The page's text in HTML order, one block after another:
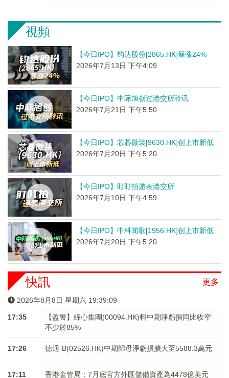
視頻
【今日IPO】钧达股份[2865.HK]暴涨24%
2026年7月13日 下午4:09
【今日IPO】中际旭创过港交所聆讯
2026年7月21日 下午5:50
【今日IPO】芯碁微装[9630.HK]创上市新低
2026年7月20日 下午5:20
【今日IPO】盯盯拍递表港交所
2026年7月10日 下午4:59
【今日IPO】中科闻歌[1956.HK]创上市新低
2026年7月20日 下午5:20
更多
快訊
2026年8月8日 星期六 19:39:09
17:35
【盈警】綠心集團(00094.HK)料中期淨虧損同比收窄
不少於85%
17:26 德適-B(02526.HK)中期歸母淨虧損擴大至5588.3萬元
17:11 香港金管局：7月底官方外匯儲備資產為4478億美元